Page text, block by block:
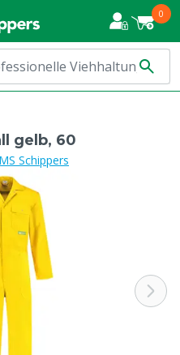
0
gelb, 60
MS Schippers